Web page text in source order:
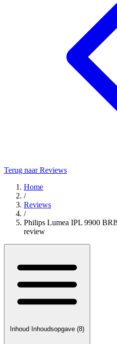
Terug naar Reviews
Home
/
Reviews
/
Philips Lumea IPL 9900
review
Inhoud Inhoudsopgave (8)